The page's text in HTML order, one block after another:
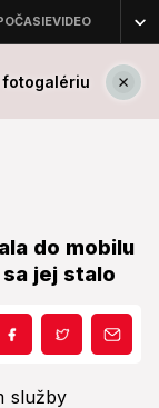
do mobilu
sa jej stalo